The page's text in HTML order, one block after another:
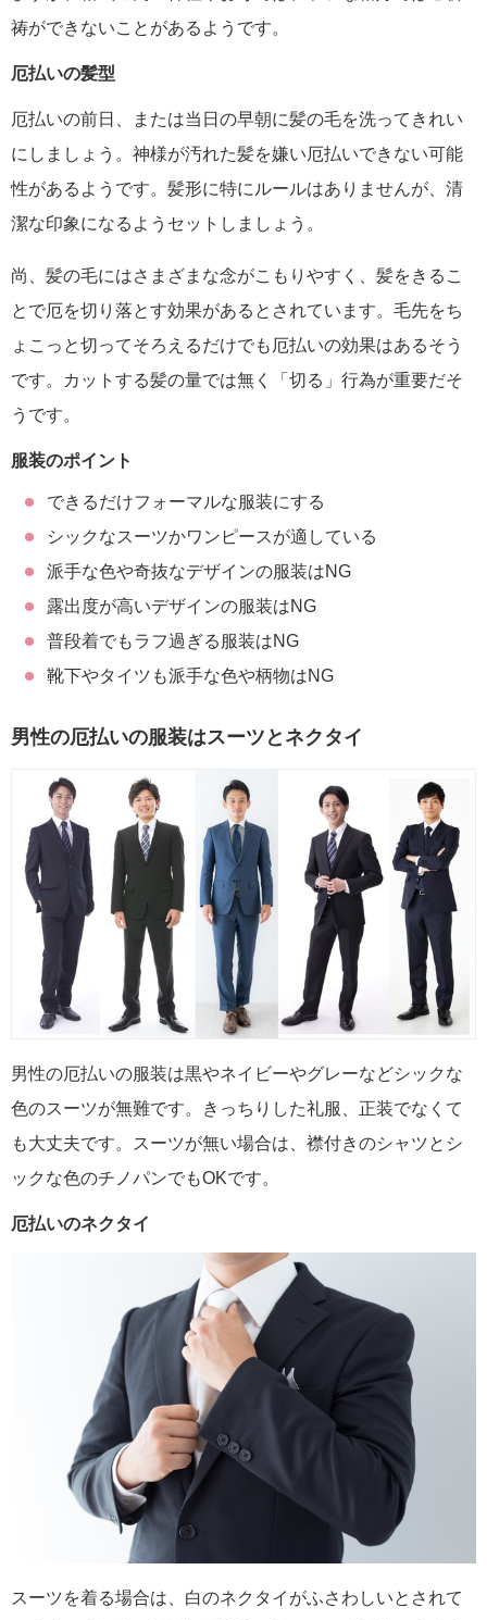
祷ができないことがあるようです。
厄払いの髪型
厄払いの前日、または当日の早朝に髪の毛を洗ってきれい
にしましょう。神様が汚れた髪を嫌い厄払いできない可能
性があるようです。髪形に特にルールはありませんが、清
潔な印象になるようセットしましょう。
尚、髪の毛にはさまざまな念がこもりやすく、髪をきるこ
とで厄を切り落とす効果があるとされています。毛先をち
ょこっと切ってそろえるだけでも厄払いの効果はあるそう
です。カットする髪の量では無く「切る」行為が重要だそ
うです。
服装のポイント
できるだけフォーマルな服装にする
シックなスーツかワンピースが適している
派手な色や奇抜なデザインの服装はNG
露出度が高いデザインの服装はNG
普段着でもラフ過ぎる服装はNG
靴下やタイツも派手な色や柄物はNG
男性の厄払いの服装はスーツとネクタイ
男性の厄払いの服装は黒やネイビーやグレーなどシックな
色のスーツが無難です。きっちりした礼服、正装でなくて
も大丈夫です。スーツが無い場合は、襟付きのシャツとシ
ックな色のチノパンでもOKです。
厄払いのネクタイ
スーツを着る場合は、白のネクタイがふさわしいとされて